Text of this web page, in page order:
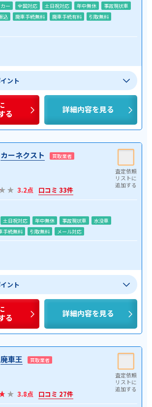
ー 全国対応 土日祝対応 年中無休
事故現状車
込 廃車手続無料 廃車手続有料
引取無料
ント
る
詳細内容を見る
カーネクスト 買取業者
3.2点 口コミ 33件
土日祝対応 年中無休 事故現状車
水没車
手続無料 引取無料 メール対応
ント
る
詳細内容を見る
廃車王 買取業者
3.8点 口コミ 27件